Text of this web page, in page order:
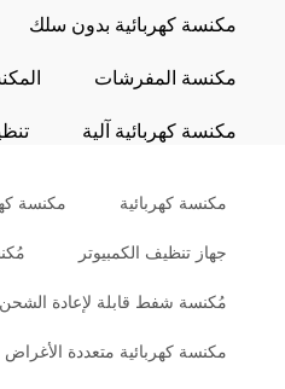
مكنسة كهربائية بدون سلك
مكنسة المفرشات
مكنسة كهربائية آلية
مكنسة كهربائية مكنسة
جهاز تنظيف الكمبيوتر
مُكنسة شفط قابلة لإعادة
مكنسة كهربائية متعددة الأغراض